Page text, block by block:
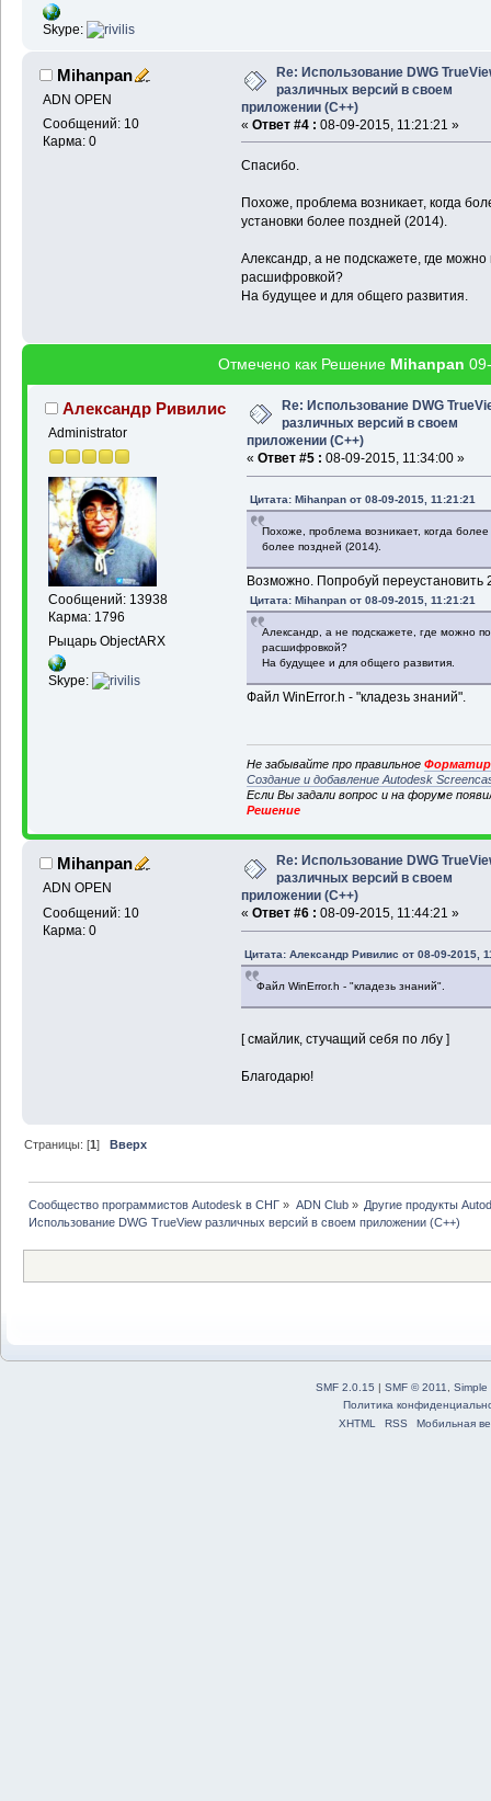
Skype:
Mihanpan
ADN OPEN
Сообщений: 10
Карма: 0
Re: Использование DWG
различных версий в своем
приложении (С++)
« Ответ #4 : 08-09-2015, 11:21:21 »
Спасибо.
Похоже, проблема возникает, когда
установки более поздней (2014).
Александр, а не подскажете, где можно
расшифровкой?
На будущее и для общего развития.
Отмечено как Решение Mihanpan
Александр Ривилис
Administrator
Сообщений: 13938
Карма: 1796
Рыцарь ObjectARX
Skype:
Re: Использование DWG
различных версий в своем
приложении (С++)
« Ответ #5 : 08-09-2015, 11:34:00 »
Цитата: Mihanpan от 08-09-2015, 11:21:21
Похоже, проблема возникает, когда
более поздней (2014).
Возможно. Попробуй переустановить
Цитата: Mihanpan от 08-09-2015, 11:21:21
Александр, а не подскажете, где можно
расшифровкой?
На будущее и для общего развития.
Файл WinError.h - "кладезь знаний".
Не забывайте про правильное
Создание и добавление Autodesk
Если Вы задали вопрос и на форуме
Решение
Mihanpan
ADN OPEN
Сообщений: 10
Карма: 0
Re: Использование DWG
различных версий в своем
приложении (С++)
« Ответ #6 : 08-09-2015, 11:44:21 »
Цитата: Александр Ривилис от 08-09-2015,
Файл WinError.h - "кладезь знаний".
[ смайлик, стучащий себя по лбу ]
Благодарю!
Страницы: [1]Вверх
Сообщество программистов Autodesk в СНГ » ADN Club» Другие продукты
Использование DWG TrueView различных версий в своем приложении (С++)
SMF 2.0.15 | SMF © 2011
Simple
Политика
XHTML
RSS Мобильная